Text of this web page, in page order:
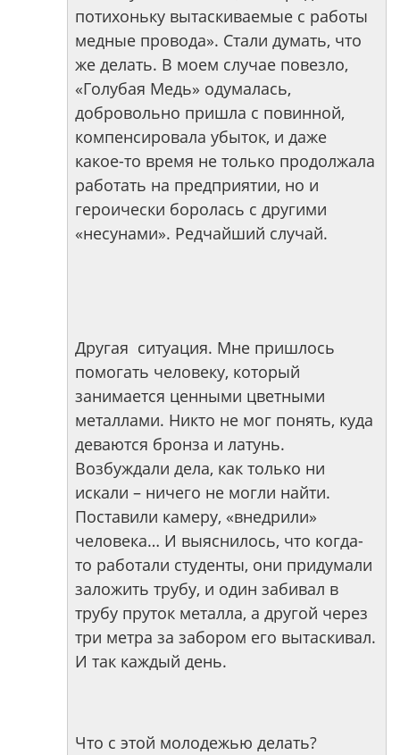
потихоньку вытаскиваемые с работы
медные провода». Стали думать, что
же делать. В моем случае повезло,
«Голубая Медь» одумалась,
добровольно пришла с повинной,
компенсировала убыток, и даже
какое-то время не только продолжала
работать на предприятии, но и
героически боролась с другими
«несунами». Редчайший случай.
Другая ситуация. Мне пришлось
помогать человеку, который
занимается ценными цветными
металлами. Никто не мог понять, куда
деваются бронза и латунь.
Возбуждали дела, как только ни
искали – ничего не могли найти.
Поставили камеру, «внедрили»
человека… И выяснилось, что когда-
то работали студенты, они придумали
заложить трубу, и один забивал в
трубу пруток металла, а другой через
три метра за забором его вытаскивал.
И так каждый день.
Что с этой молодежью делать?